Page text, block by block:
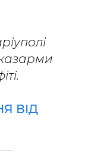
казарми
ВІД